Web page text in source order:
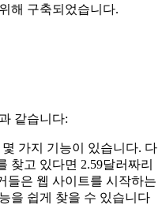
해 구축되었습니다.
같습니다:
가지 기능이 있습니다. 다
찾고 있다면 2.59달러짜리
들은 웹 사이트를 시작하는
을 쉽게 찾을 수 있습니다